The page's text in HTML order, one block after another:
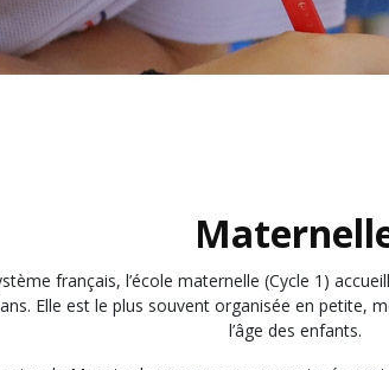
français, l’école maternelle (Cycle 1)
Elle est le plus souvent organisée en petite,
l’âge des enfants.